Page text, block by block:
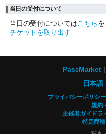
当日の受付について
当日の受付についてはこちらを
チケットを取り出す
PassMarket
日本語
プライバシーポリシー
規約
主催者ガイドラ
特定商